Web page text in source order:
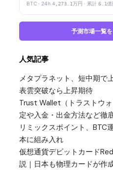
BTC · 24h 4,273.1万円 · 累計 6.1億
予測市場一覧
人気記事
メタプラネット、短中期で
表雲突破なら上昇期待
Trust Wallet（トラストウ
定や入金・出金方法など徹
リミックスポイント、BTC
本に組み入れ
仮想通貨デビットカード
説｜日本も物理カードが作